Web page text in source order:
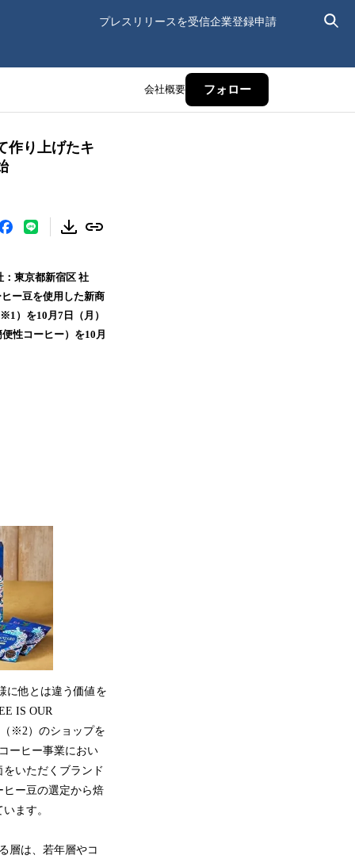
プレスリリースを受信企業登録申請
会社概要 フォロー
作り上げたキ
東京都新宿区 社
ー豆を使用した新商
）を10月7日（月）
性コーヒー）を10月
に他とは違う価値を
IS OUR
※2）のショップを
ーヒー事業におい
いただくブランド
ー豆の選定から焙
ます。
層は、若年層やコ